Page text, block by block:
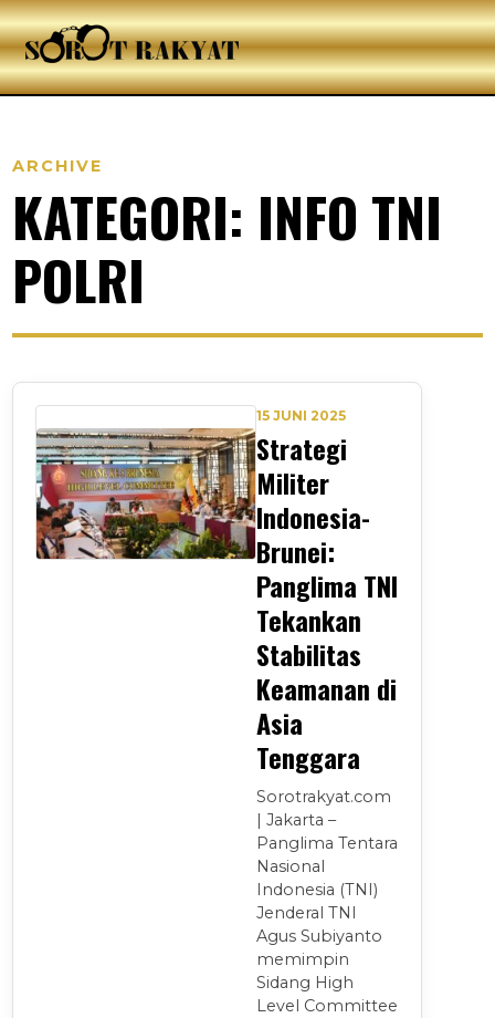
ARCHIVE
KATEGORI: INFO TNI
POLRI
15 JUNI 2025
Strategi
Militer
Indonesia-
Brunei:
Panglima TNI
Tekankan
Stabilitas
Keamanan di
Asia
Tenggara
Sorotrakyat.com
| Jakarta –
Panglima Tentara
Nasional
Indonesia (TNI)
Jenderal TNI
Agus Subiyanto
memimpin
Sidang High
Level Committee